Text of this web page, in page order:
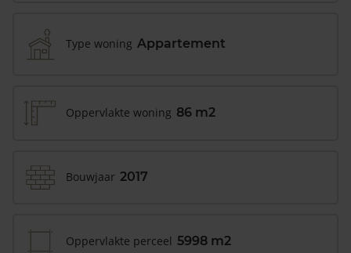
Type woning Appartement
Oppervlakte woning 86 m2
Bouwjaar 2017
Oppervlakte perceel 5998 m2